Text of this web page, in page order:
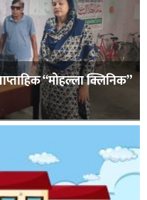
“मोहल्ला क्लिनिक”